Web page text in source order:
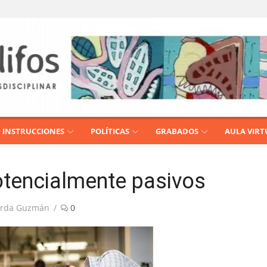
INSTRUCCIONES POLÍTICAS GRABADOS AULA
pasivos
Guzmán 0